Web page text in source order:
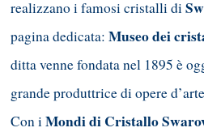
realizzano i famosi cristalli di
pagina dedicata: Museo dei
ditta venne fondata nel 1895 è
grande produttrice di opere
Con i Mondi di Cristallo